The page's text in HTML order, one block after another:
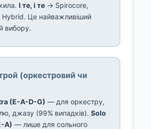
І те, і те → Spirocore,
Hybrid. Це найважливіший
вибору.
(оркестровий чи
(E-A-D-G) — для оркестру,
джазу (99% випадків). Solo
A) — лише для сольного